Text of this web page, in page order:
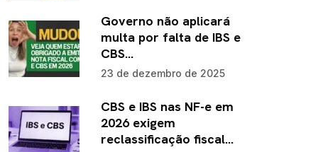
Governo não aplicará
multa por falta de IBS e
CBS…
23 de dezembro de 2025
CBS e IBS nas NF-e em
2026 exigem
reclassificação fiscal…